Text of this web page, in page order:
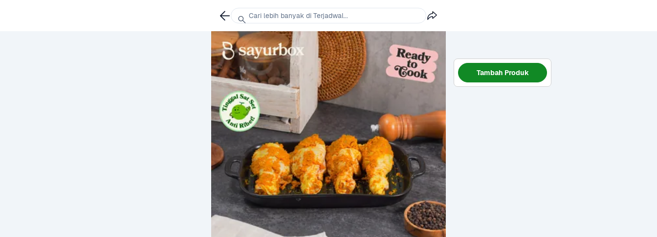
Tambah Produk
Cari lebih banyak di Terjadwal...